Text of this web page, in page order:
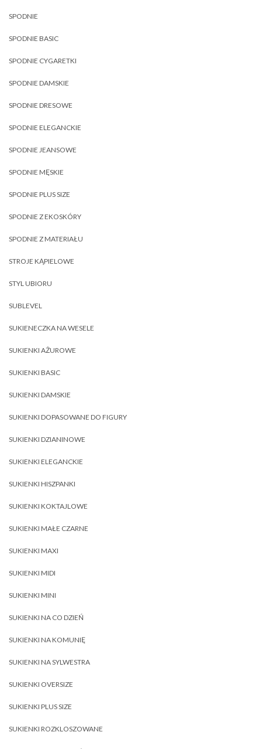
SPODNIE
SPODNIE BASIC
SPODNIE CYGARETKI
SPODNIE DAMSKIE
SPODNIE DRESOWE
SPODNIE ELEGANCKIE
SPODNIE JEANSOWE
SPODNIE MĘSKIE
SPODNIE PLUS SIZE
SPODNIE Z EKOSKÓRY
SPODNIE Z MATERIAŁU
STROJE KĄPIELOWE
STYL UBIORU
SUBLEVEL
SUKIENECZKA NA WESELE
SUKIENKI AŻUROWE
SUKIENKI BASIC
SUKIENKI DAMSKIE
SUKIENKI DOPASOWANE DO FIGURY
SUKIENKI DZIANINOWE
SUKIENKI ELEGANCKIE
SUKIENKI HISZPANKI
SUKIENKI KOKTAJLOWE
SUKIENKI MAŁE CZARNE
SUKIENKI MAXI
SUKIENKI MIDI
SUKIENKI MINI
SUKIENKI NA CO DZIEŃ
SUKIENKI NA KOMUNIĘ
SUKIENKI NA SYLWESTRA
SUKIENKI OVERSIZE
SUKIENKI PLUS SIZE
SUKIENKI ROZKLOSZOWANE